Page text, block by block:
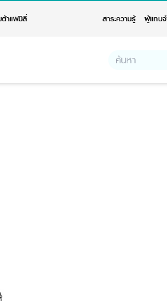
ต้าแฟมิลี่ สาระความรู้ ผู้แทน